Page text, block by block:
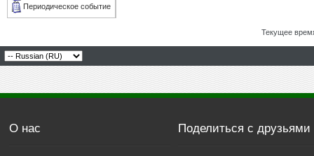
Периодическое событие
Текущее
О нас Поделиться с друзьями